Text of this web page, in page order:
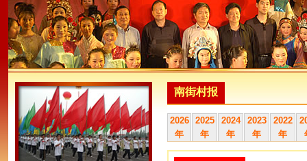
南街村报
2026
年
2025
年
2024
年
2023
年
2022
年